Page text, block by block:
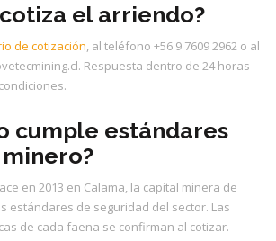
el arriendo?
de cotización, al teléfono +56 9 7609 2962 o al
Respuesta dentro de 24 horas
cumple estándares
en 2013 en Calama, la capital minera de
estándares de seguridad del sector. Las
de cada faena se confirman al cotizar.